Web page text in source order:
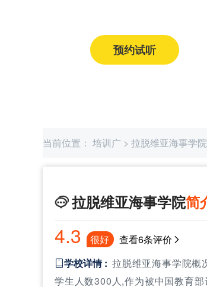
预约试听
当前位置： 培训广 > 拉脱维亚海事学院
 拉脱维亚海事学院简
4.3 很好 查看6条评价
 学校详情 : 拉脱维亚海事学院概
学生人数300人,作为被中国教育